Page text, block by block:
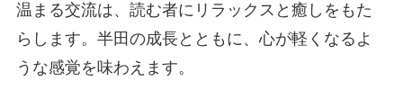
温まる交流は、読む者にリラックスと癒しをもた
らします。半田の成長とともに、心が軽くなるよ
うな感覚を味わえます。